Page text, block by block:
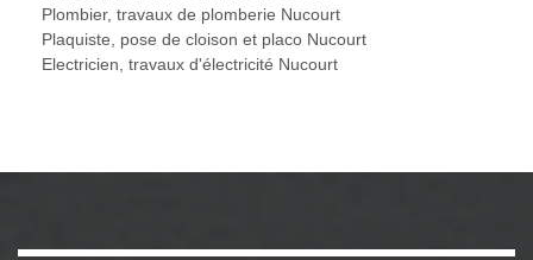
Plombier, travaux de plomberie Nucourt
Plaquiste, pose de cloison et placo Nucourt
Electricien, travaux d'électricité Nucourt